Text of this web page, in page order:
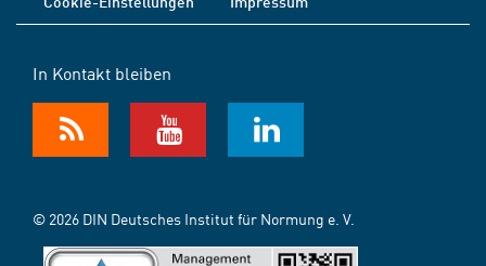
In Kontakt bleiben
© 2026 DIN Deutsches Institut für Normung e. V.